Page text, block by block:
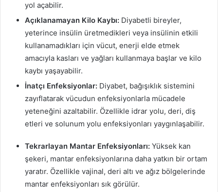
yol açabilir.
Açıklanamayan Kilo Kaybı: Diyabetli bireyler,
yeterince insülin üretmedikleri veya insülinin etkili
kullanamadıkları için vücut, enerji elde etmek
amacıyla kasları ve yağları kullanmaya başlar ve kilo
kaybı yaşayabilir.
İnatçı Enfeksiyonlar: Diyabet, bağışıklık sistemini
zayıflatarak vücudun enfeksiyonlarla mücadele
yeteneğini azaltabilir. Özellikle idrar yolu, deri, diş
etleri ve solunum yolu enfeksiyonları yaygınlaşabilir.
Tekrarlayan Mantar Enfeksiyonları: Yüksek kan
şekeri, mantar enfeksiyonlarına daha yatkın bir ortam
yaratır. Özellikle vajinal, deri altı ve ağız bölgelerinde
mantar enfeksiyonları sık görülür.